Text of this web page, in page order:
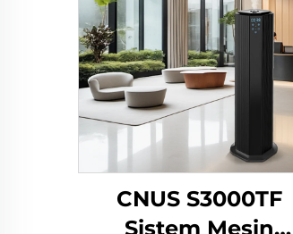
CNUS S3000TF
Sistem Mesin